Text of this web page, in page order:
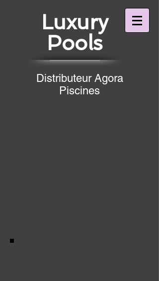
Luxury
Pools
Distributeur Agora
Piscines